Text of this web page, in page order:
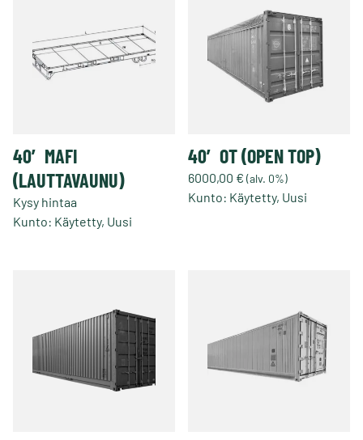
tehdä
tuotteen
40′ MAFI
(LAUTTAVAUNU)
Kysy hintaa
Kunto: Käytetty, Uusi
40′ OT (OPEN TOP)
6000,00 € (alv. 0%)
Kunto: Käytetty, Uusi
tuotteen